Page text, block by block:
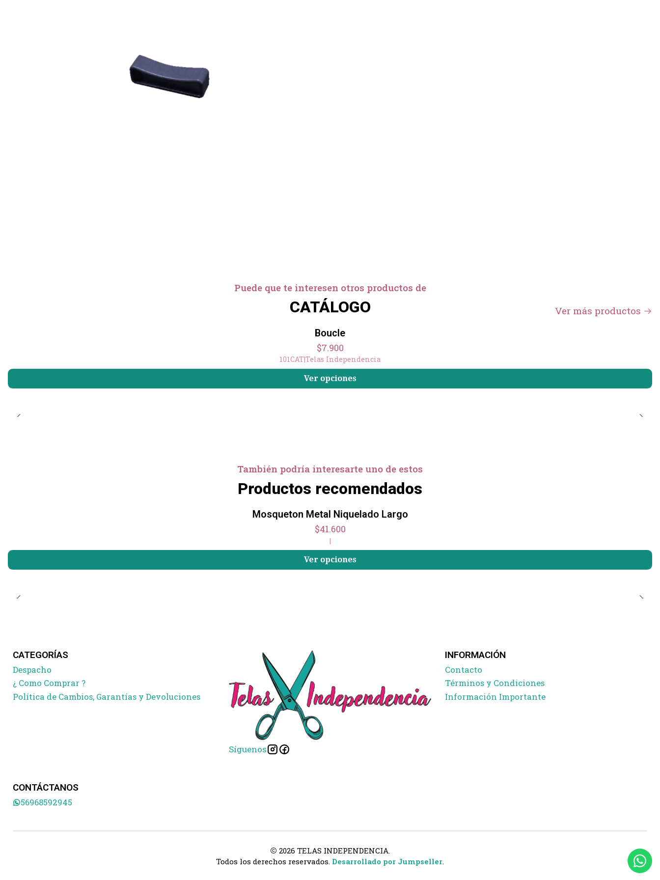
Puede que te interesen otros productos de
CATÁLOGO Ver más productos
Boucle
$7.900
101CAT|Telas Independencia
Ver opciones
También podría interesarte uno de estos
Productos recomendados
Mosqueton Metal Niquelado Largo
$41.600
|
Ver opciones
CATEGORÍAS
Despacho
¿ Como Comprar ?
Política de Cambios, Garantías y Devoluciones
Síguenos
INFORMACIÓN
Contacto
Términos y Condiciones
Información Importante
CONTÁCTANOS
56968592945
2026 TELAS INDEPENDENCIA.
Todos los derechos reservados. Desarrollado por Jumpseller.